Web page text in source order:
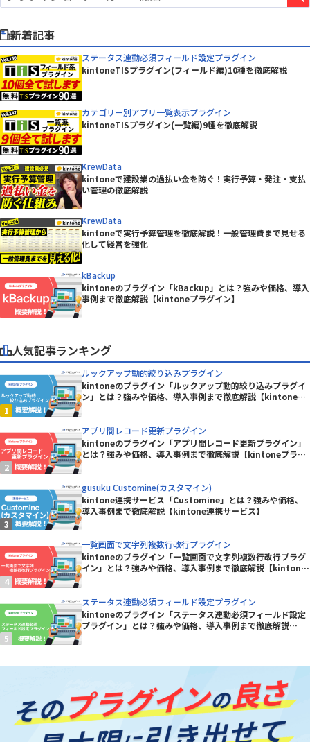
新着記事
ステータス連動必須フィールド設定プラグイン
kintoneTISプラグイン(フィールド編)10種を徹底解説
カテゴリー別アプリ一覧表示プラグイン
kintoneTISプラグイン(一覧編)9種を徹底解説
KrewData
kintoneで建設業の過払い金を防ぐ！実行予算・発注・支払
い管理の徹底解説
KrewData
kintoneで実行予算管理を徹底解説！一般管理費まで見せる
化して経営を強化
kBackup
kintoneのプラグイン「kBackup」とは？強みや価格、導入
事例まで徹底解説【kintoneプラグイン】
人気記事ランキング
ルックアップ動的絞り込みプラグイン
kintoneのプラグイン「ルックアップ動的絞り込みプラグイ
ン」とは？強みや価格、導入事例まで徹底解説【kintoneプ
アプリ間レコード更新プラグイン
kintoneのプラグイン「アプリ間レコード更新プラグイン」
とは？強みや価格、導入事例まで徹底解説【kintoneプラグ
gusuku Customine(カスタマイン)
kintone連携サービス「Customine」とは？強みや価格、
導入事例まで徹底解説【kintone連携サービス】
一覧画面で文字列複数行改行プラグイン
kintoneのプラグイン「一覧画面で文字列複数行改行プラグ
イン」とは？強みや価格、導入事例まで徹底解説【kintone
ステータス連動必須フィールド設定プラグイン
kintoneのプラグイン「ステータス連動必須フィールド設定
プラグイン」とは？強みや価格、導入事例まで徹底解説